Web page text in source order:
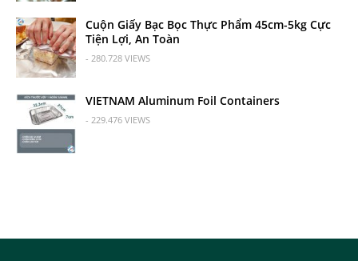
Cuộn Giấy Bạc Bọc Thực Phẩm 45cm-5kg Cực
Tiện Lợi, An Toàn
- 280.728 VIEWS
VIETNAM Aluminum Foil Containers
- 229.476 VIEWS